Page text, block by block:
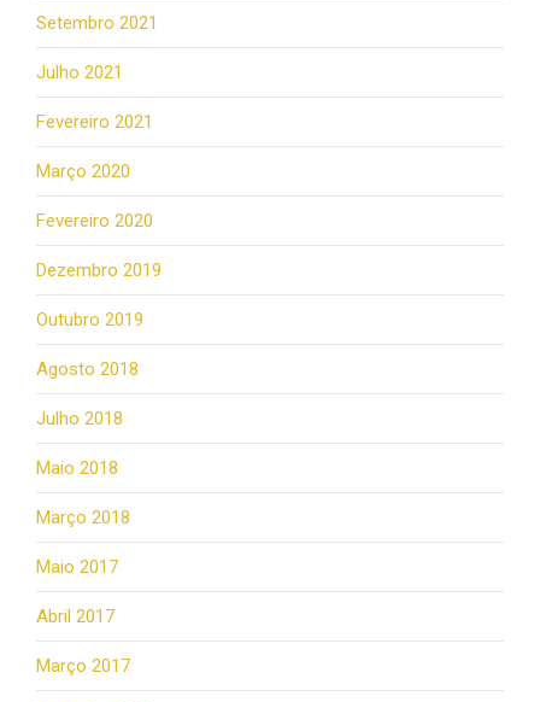
Setembro 2021
Julho 2021
Fevereiro 2021
Março 2020
Fevereiro 2020
Dezembro 2019
Outubro 2019
Agosto 2018
Julho 2018
Maio 2018
Março 2018
Maio 2017
Abril 2017
Março 2017